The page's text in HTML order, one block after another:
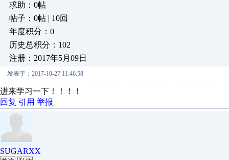
求助：0帖
帖子：0帖 | 10回
年度积分：0
历史总积分：102
注册：2017年5月09日
发表于：2017-10-27 11:46:58
进来学习一下！！！！
回复 引用 举报
SUGARXX